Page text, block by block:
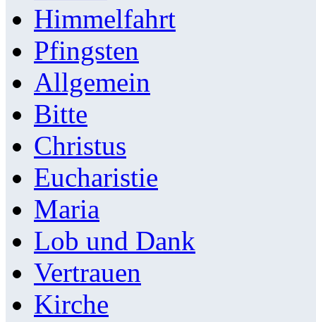
Himmelfahrt
Pfingsten
Allgemein
Bitte
Christus
Eucharistie
Maria
Lob und Dank
Vertrauen
Kirche